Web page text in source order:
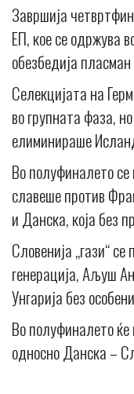
Завршија
ЕП, кое се одржува
обезбедија
Селекцијата на
во групната фаза,
елиминираше
Во полуфиналето
славеше против
и Данска, која без
Словенија „гази“
генерација, Аљуш
Унгарија без
Во полуфиналето
односно Данска –